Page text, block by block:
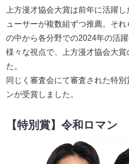
上方漫才協会大賞は前年に活躍
ューサーが複数組ずつ推薦。それ
の中から各分野での2024年の活
様々な視点で、上方漫才協会大
た。
同じく審査会にて審査された特
ンが受賞しました。
【特別賞】令和ロマン